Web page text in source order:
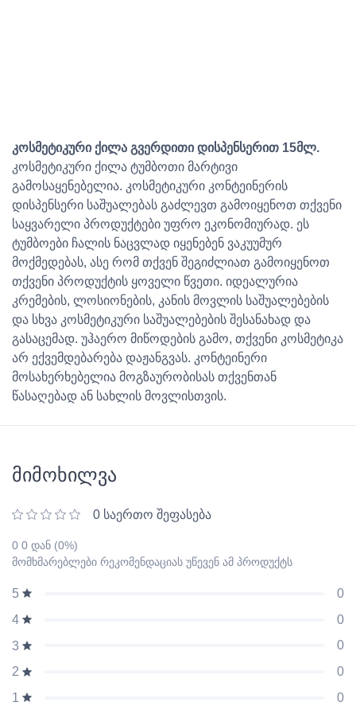
კოსმეტიკური ქილა გვერდითი დისპენსერით 15მლ.
კოსმეტიკური ქილა ტუმბოთი მარტივი
გამოსაყენებელია. კოსმეტიკური კონტეინერის
დისპენსერი საშუალებას გაძლევთ გამოიყენოთ თქვენი
საყვარელი პროდუქტები უფრო ეკონომიურად. ეს
ტუმბოები ჩალის ნაცვლად იყენებენ ვაკუუმურ
მოქმედებას, ასე რომ თქვენ შეგიძლიათ გამოიყენოთ
თქვენი პროდუქტის ყოველი წვეთი. იდეალურია
კრემების, ლოსიონების, კანის მოვლის საშუალებების
და სხვა კოსმეტიკური საშუალებების შესანახად და
გასაცემად. უჰაერო მიწოდების გამო, თქვენი კოსმეტიკა
არ ექვემდებარება დაჟანგვას. კონტეინერი
მოსახერხებელია მოგზაურობისას თქვენთან
წასაღებად ან სახლის მოვლისთვის.
მიმოხილვა
0 საერთო შეფასება
0 0 დან (0%)
მომხმარებლები რეკომენდაციას უწევენ ამ პროდუქტს
5
0
4
0
3
0
2
0
1
0